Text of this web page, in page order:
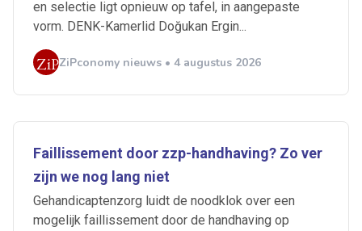
en selectie ligt opnieuw op tafel, in aangepaste
vorm. DENK-Kamerlid Doğukan Ergin...
ZiPconomy nieuws • 4 augustus 2026
Faillissement door zzp-handhaving? Zo ver
zijn we nog lang niet
Gehandicaptenzorg luidt de noodklok over een
mogelijk faillissement door de handhaving op